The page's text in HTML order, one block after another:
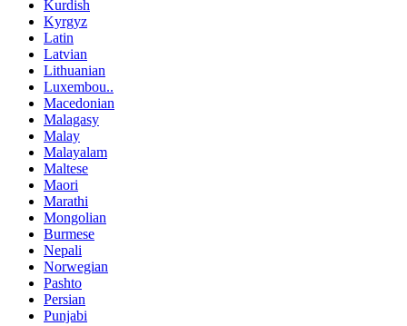
Kurdish
Kyrgyz
Latin
Latvian
Lithuanian
Luxembou..
Macedonian
Malagasy
Malay
Malayalam
Maltese
Maori
Marathi
Mongolian
Burmese
Nepali
Norwegian
Pashto
Persian
Punjabi